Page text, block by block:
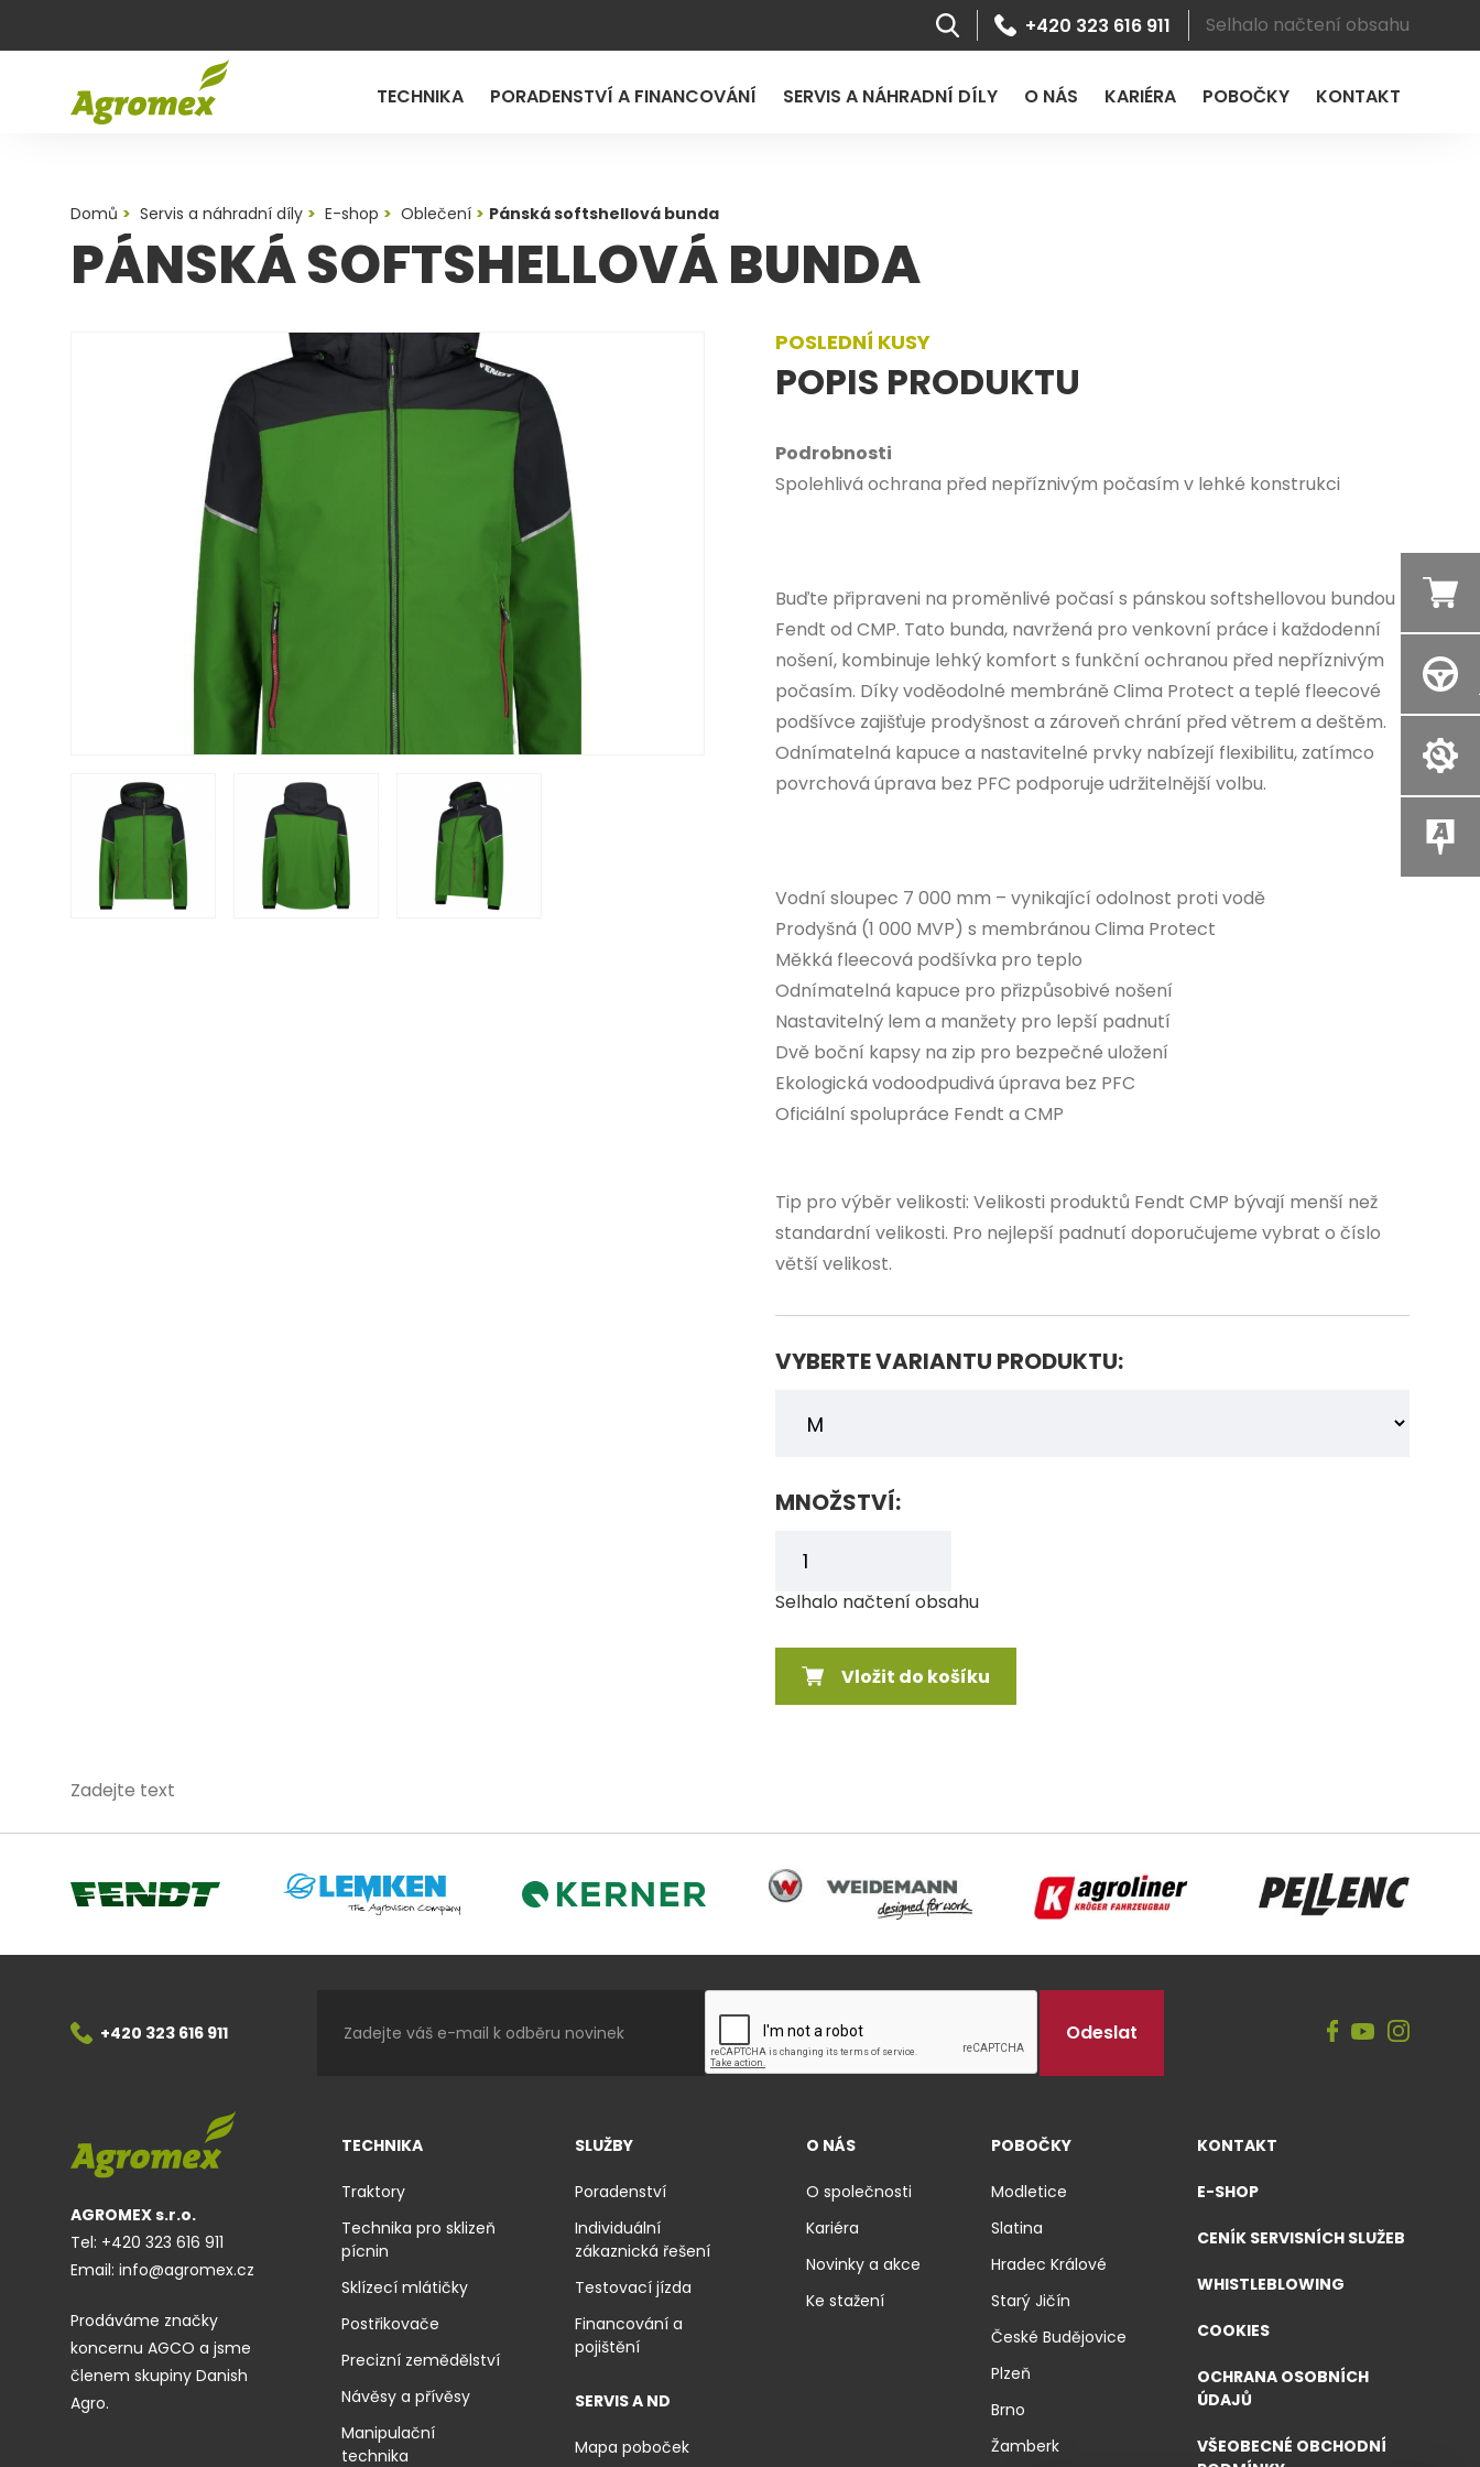
TECHNIKA PORADENSTVÍ A FINANCOVÁNÍ SERVIS A NÁHRADNÍ DÍLY O NÁS KARIÉRA POBOČKY KONTAKT
+420 323 616 911 Selhalo načtení obsahu
Domů Servis a náhradní díly E-shop Oblečení Pánská softshellová bunda
PÁNSKÁ SOFTSHELLOVÁ BUNDA
POSLEDNÍ KUSY
POPIS PRODUKTU
Podrobnosti
Spolehlivá ochrana před nepříznivým počasím v lehké konstrukci
Buďte připraveni na proměnlivé počasí s pánskou softshellovou bundou
Fendt od CMP. Tato bunda, navržená pro venkovní práce i každodenní
nošení, kombinuje lehký komfort s funkční ochranou před nepříznivým
počasím. Díky voděodolné membráně Clima Protect a teplé fleecové
podšívce zajišťuje prodyšnost a zároveň chrání před větrem a deštěm.
Odnímatelná kapuce a nastavitelné prvky nabízejí flexibilitu, zatímco
povrchová úprava bez PFC podporuje udržitelnější volbu.
Vodní sloupec 7 000 mm – vynikající odolnost proti vodě
Prodyšná (1 000 MVP) s membránou Clima Protect
Měkká fleecová podšívka pro teplo
Odnímatelná kapuce pro přizpůsobivé nošení
Nastavitelný lem a manžety pro lepší padnutí
Dvě boční kapsy na zip pro bezpečné uložení
Ekologická vodoodpudivá úprava bez PFC
Oficiální spolupráce Fendt a CMP
Tip pro výběr velikosti: Velikosti produktů Fendt CMP bývají menší než
standardní velikosti. Pro nejlepší padnutí doporučujeme vybrat o číslo
větší velikost.
VYBERTE VARIANTU PRODUKTU:
MNOŽSTVÍ:
Selhalo načtení obsahu
Vložit do košíku
Zadejte text
Fendt Lemken Kerner Weidemann Agroliner Pellenc
+420 323 616 911
AGROMEX s.r.o.
Tel: +420 323 616 911
Email: info@agromex.cz
Prodáváme značky
koncernu AGCO a jsme
členem skupiny Danish
Agro.
TECHNIKA
Traktory
Technika pro sklizeň
pícnin
Sklízecí mlátičky
Postřikovače
Precizní zemědělství
Návěsy a přívěsy
Manipulační
technika
SLUŽBY
Poradenství
Individuální
zákaznická řešení
Testovací jízda
Financování a
pojištění
SERVIS A ND
Mapa poboček
O NÁS
O společnosti
Kariéra
Novinky a akce
Ke stažení
POBOČKY
Modletice
Slatina
Hradec Králové
Starý Jičín
České Budějovice
Plzeň
Brno
Žamberk
KONTAKT
E-SHOP
CENÍK SERVISNÍCH SLUŽEB
WHISTLEBLOWING
COOKIES
OCHRANA OSOBNÍCH
ÚDAJŮ
VŠEOBECNÉ OBCHODNÍ